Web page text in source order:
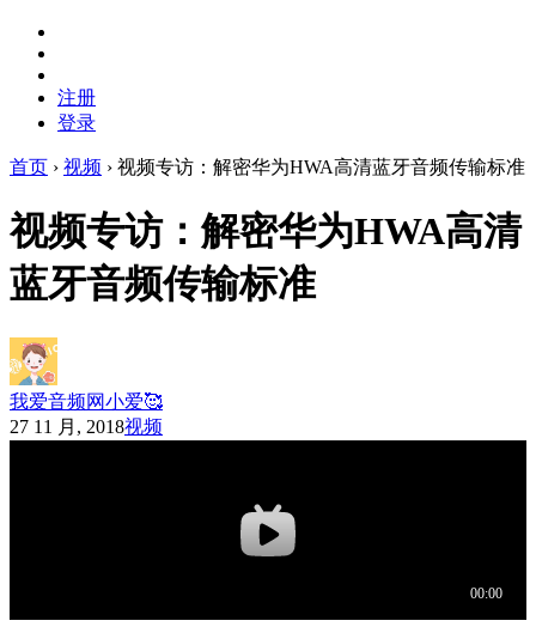
注册
登录
首页 › 视频 › 视频专访：解密华为HWA高清蓝牙音频传输标准
视频专访：解密华为HWA高清
蓝牙音频传输标准
我爱音频网小爱🥰
27 11 月, 2018视频